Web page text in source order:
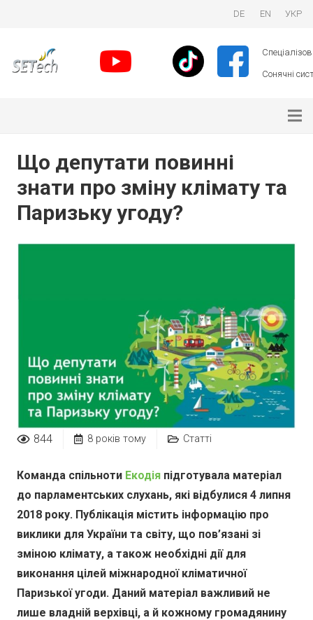
DE EN УКР
Сонячні
Що депутати повинні
знати про зміну клімату та
Паризьку угоду?
844 8 років тому Статті
Команда спільноти Екодія підготувала матеріал
до парламентських слухань, які відбулися 4 липня
2018 року. Публікація містить інформацію про
виклики для України та світу, що пов’язані зі
зміною клімату, а також необхідні дії для
виконання цілей міжнародної кліматичної
Паризької угоди. Даний матеріал важливий не
лише владній верхівці, а й кожному громадянину